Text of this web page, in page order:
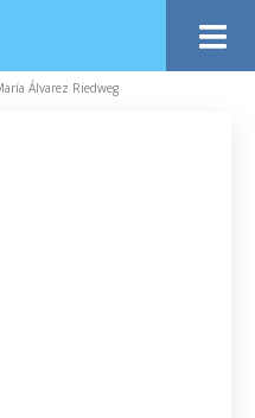
Álvarez Riedweg